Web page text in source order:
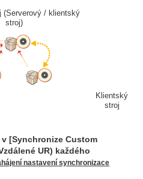
(Serverový / klientský
stroj)
Klientský
stroj
[Synchronize Custom
UR) každého
nastavení synchronizace